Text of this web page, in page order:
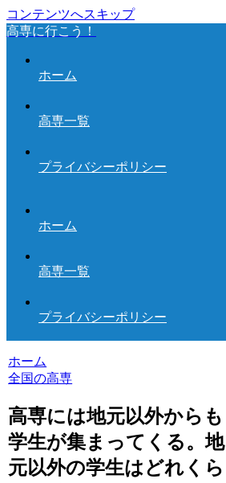
コンテンツへスキップ
高専に行こう！
ホーム
高専一覧
プライバシーポリシー
ホーム
高専一覧
プライバシーポリシー
ホーム
全国の高専
高専には地元以外からも
学生が集まってくる。地
元以外の学生はどれくら